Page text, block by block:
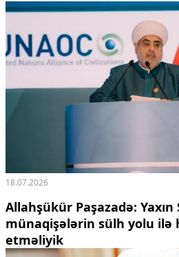
Media və QHT
Sağlamlıq
Sosium
Mənəvi dəyərlər
Texnologiya
Mətbuat-150
18.07.2026
Allahşükür Paşazadə:
münaqişələrin sülh yolu ilə
etməliyik